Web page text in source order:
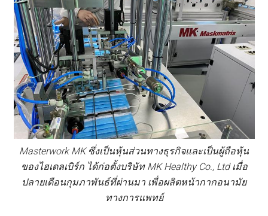
Masterwork MK ซึ่งเป็นหุ้นส่วนทางธุรกิจและเป็นผู้ถือหุ้น
ของไฮเดลเบิร์ก ได้ก่อตั้งบริษัท MK Healthy Co., Ltd เมื่อ
ปลายเดือนกุมภาพันธ์ที่ผ่านมา เพื่อผลิตหน้ากากอนามัย
ทางการแพทย์